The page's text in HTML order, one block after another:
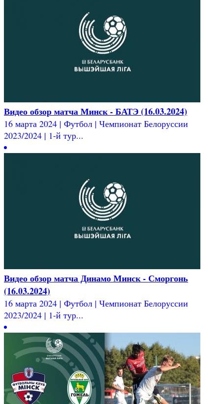
Видео обзор матча Минск - БАТЭ (16.03.2024)
16 марта 2024 | Футбол | Чемпионат Белоруссии
2023/2024 | 1-й тур...
Видео обзор матча Динамо Минск - Сморгонь
(16.03.2024)
16 марта 2024 | Футбол | Чемпионат Белоруссии
2023/2024 | 1-й тур...